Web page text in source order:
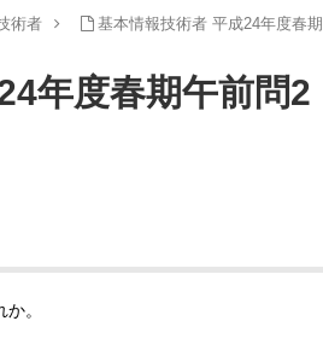
術者 基本情報技術者 平成24年度春期
年度春期午前問2
。